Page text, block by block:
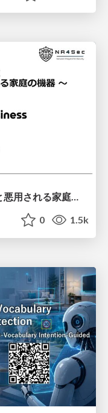
侵入は突然に 〜 IoTマルウェアと悪用される家庭の機器 ～ / When Intrusion Strikes: IoT Malware and the Abuse of Home Devices
0 1.5k